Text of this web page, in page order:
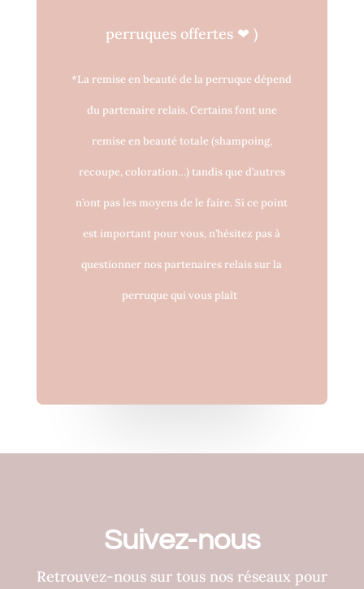
perruques offertes ❤)
*La remise en beauté de la perruque dépend
du partenaire relais. Certains font une
remise en beauté totale (shampoing,
recoupe, coloration…) tandis que d’autres
n’ont pas les moyens de le faire. Si ce point
est important pour vous, n’hésitez pas à
questionner nos partenaires relais sur la
perruque qui vous plaît
Suivez-nous
Retrouvez-nous sur tous nos réseaux pour